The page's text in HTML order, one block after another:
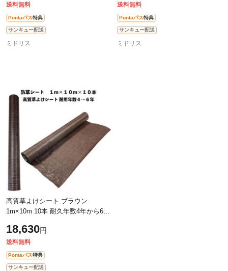
送料無料
Pontaパス特典
サンキュー配送
ミドリス
チ
送料無料
Pontaパス特典
サンキュー配送
ミドリス
高質草よけシート ブラウン
1m×10m 10本 耐久年数4年から6年
対策 マルチング
18,630円
送料無料
Pontaパス特典
サンキュー配送